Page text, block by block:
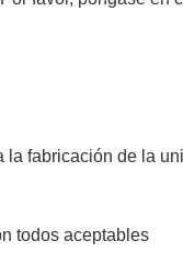
fabricación de la
todos aceptables